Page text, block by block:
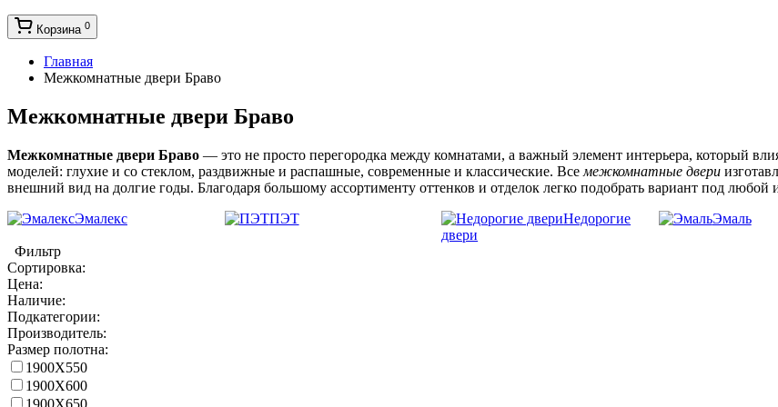
Корзина 0
Главная
Межкомнатные двери Браво
Межкомнатные двери Браво
Межкомнатные двери Браво — это не просто перегородка между комнатами, а важный элемент интерьера, который
моделей: глухие и со стеклом, раздвижные и распашные, современные и классические. Все межкомнатные двери
внешний вид на долгие годы. Благодаря большому ассортименту оттенков и отделок легко подобрать вариант под
Эмалекс
ПЭТ
Недорогие
двери
Эмаль
Фильтр
Сортировка:
Цена:
Наличие:
Подкатегории:
Производитель:
Размер полотна:
1900X550
1900X600
1900X650